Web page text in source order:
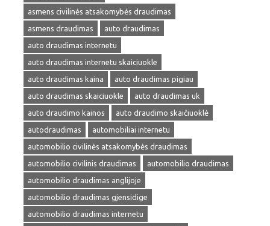
asmens civilinės atsakomybės draudimas
asmens draudimas
auto draudimas
auto draudimas internetu
auto draudimas internetu skaiciuokle
auto draudimas kaina
auto draudimas pigiau
auto draudimas skaiciuokle
auto draudimas uk
auto draudimo kainos
auto draudimo skaičiuoklė
autodraudimas
automobiliai internetu
automobilio civilinės atsakomybės draudimas
automobilio civilinis draudimas
automobilio draudimas
automobilio draudimas anglijoje
automobilio draudimas gjensidige
automobilio draudimas internetu